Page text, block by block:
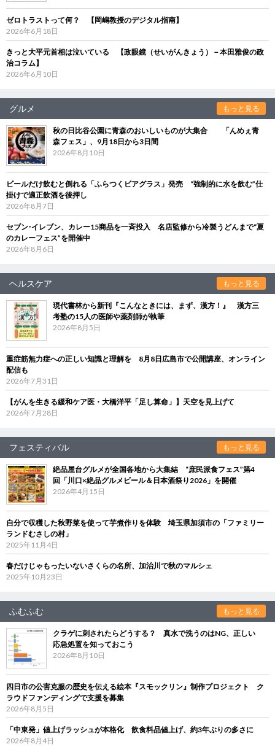
ゼロトラストって何？ 【岡嶋教授のデジタル指南】
2026年6月18日
きっと大平元首相は泣いている 【政眼鏡（せいがんきょう）－本田雅俊の政
治コラム】
2026年6月10日
グルメ もっと見る
秋の日比谷公園に青森のおいしいものが大集合 「んめぇ青
森フェス」、9月18日から3日間
2026年8月10日
ビールだけ飲むと倒れる「ふらつくビアグラス」発売 “強制的に水を飲む”仕
掛けで適正飲酒を後押し
2026年8月7日
セブン‐イレブン、カレー15商品を一斉投入 名店監修から冷製うどんまで“夏
のカレーフェス”を開催中
2026年8月6日
ヘルスケア もっと見る
現代書林から新刊『こんなときには、まず、漢方！』 漢方三
考塾の15人の医師や薬剤師が執筆
2026年8月5日
重症筋無力症への正しい知識と理解を 8月8日広島市で公開講座、オンライン
配信も
2026年7月31日
【がんを生きる緩和ケア医・大橋洋平「足し算命」】天空を見上げて
2026年7月28日
フェスティバル もっと見る
絶品屋台グルメが全国各地から大集結 “庶民派食フェス”第4
回「川口×絶品グルメビール＆日本酒祭り2026」を開催
2026年4月15日
自分で収穫した秋野菜を使って芋煮作りを体験 埼玉県加須市の「ファミリー
ランドむさしの村」
2025年11月4日
春だけじゃもったいないさくらの名所、加治川で秋のマルシェ
2025年10月23日
ふむふむ もっと見る
クラゲに刺されたらどうする？ 真水で洗うのはNG、正しい
応急処置を知っておこう
2026年8月10日
四日市の公害克服の歴史を伝える絵本『スモックリン』制作プロジェクト ク
ラウドファンディングで支援を募集
2026年8月5日
「中東発」値上げラッシュが本格化 飲食料品値上げ、約3年ぶりの多さに
2026年8月4日